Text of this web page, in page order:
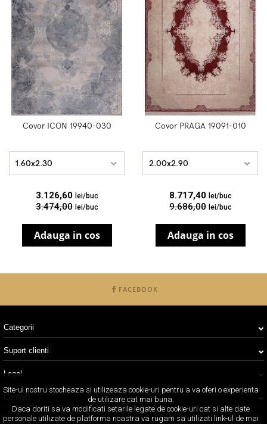
Covor ICON 19940-030
1.60x2.30
3.126,60 lei/buc
3.474,00 lei/buc
Adauga in cos
Covor PRAGA 19091-010
2.00x2.90
8.717,40 lei/buc
9.686,00 lei/buc
Adauga in cos
FACEBOOK
Categorii
Suport clienti
Legal
Contact
Site-ul nostru stocheaza si utilizeaza cookie-uri pentru a va oferi o experienta
de utilizare cat mai buna.
Daca doriti sa va modificati setarile legate de cookie-uri cat si alte date
personale utilizate de platforma noastra va rugam sa utilizati link-ul de mai